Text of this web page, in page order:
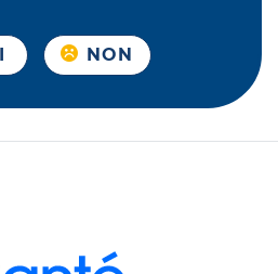
NON